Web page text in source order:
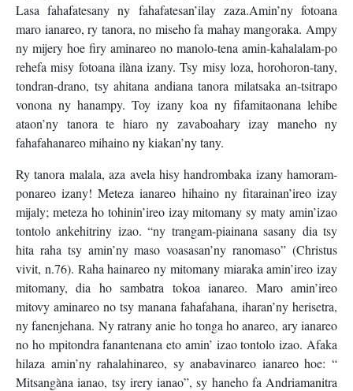
Lasa fahafatesany ny fahafatesan’ilay zaza.Amin’ny fotoana
maro ianareo, ry tanora, no miseho fa mahay mangoraka. Ampy
ny mijery hoe firy aminareo no manolo-tena amin-kahalalam-po
rehefa misy fotoana ilàna izany. Tsy misy loza, horohoron-tany,
tondran-drano, tsy ahitana andiana tanora milatsaka an-tsitrapo
vonona ny hanampy. Toy izany koa ny fifamitaonana lehibe
ataon’ny tanora te hiaro ny zavaboahary izay maneho ny
fahafahanareo mihaino ny kiakan’ny tany.
Ry tanora malala, aza avela hisy handrombaka izany hamoram-
ponareo izany! Meteza ianareo hihaino ny fitarainan’ireo izay
mijaly; meteza ho tohinin’ireo izay mitomany sy maty amin’izao
tontolo ankehitriny izao. “ny trangam-piainana sasany dia tsy
hita raha tsy amin’ny maso voasasan’ny ranomaso” (Christus
vivit, n.76). Raha hainareo ny mitomany miaraka amin’ireo izay
mitomany, dia ho sambatra tokoa ianareo. Maro amin’ireo
mitovy aminareo no tsy manana fahafahana, iharan’ny herisetra,
ny fanenjehana. Ny ratrany anie ho tonga ho anareo, ary ianareo
no ho mpitondra fanantenana eto amin’ izao tontolo izao. Afaka
hilaza amin’ny rahalahinareo, sy anabavinareo ianareo hoe: “
Mitsangàna ianao, tsy irery ianao”, sy haneho fa Andriamanitra